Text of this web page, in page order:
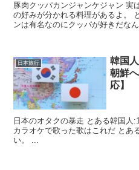
豚肉クッパカンジャンケジャン 実は、カルビ以外にも、韓国人たち
の好みが分かれる料理があるよ。 とある韓国人:1 カンジャンケジャ
日本旅行
韓国
朝鮮
応】
日本のオタクの暴走 とある韓国人:1 命をかけている とある韓国人:2
カラオケで歌った歌はこれだ とある韓国人:3 元のブログかなり面白